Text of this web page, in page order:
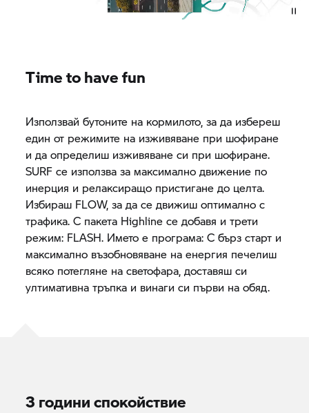
Time to have fun
Използвай бутоните на кормилото, за да избереш
един от режимите на изживяване при шофиране
и да определиш изживяване си при шофиране.
SURF се използва за максимално движение по
инерция и релаксиращо пристигане до целта.
Избираш FLOW, за да се движиш оптимално с
трафика. С пакета Highline се добавя и трети
режим: FLASH. Името е програма: С бърз старт и
максимално възобновяване на енергия печелиш
всяко потегляне на светофара, доставяш си
ултимативна тръпка и винаги си първи на обяд.
3 години спокойствие